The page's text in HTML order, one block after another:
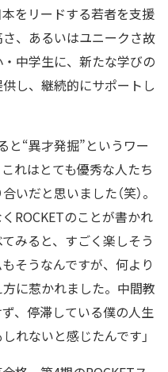
をリードする若者を支援
、あるいはユニークさ故
中学生に、新たな学びの
し、継続的にサポートし
と“異才発掘”というワー
れはとても優秀な人たち
だと思いました（笑）。
ROCKETのことが書かれ
みると、すごく楽しそう
そうなんですが、何より
に惹かれました。中間教
、停滞している僕の人生
れないと感じたんです」